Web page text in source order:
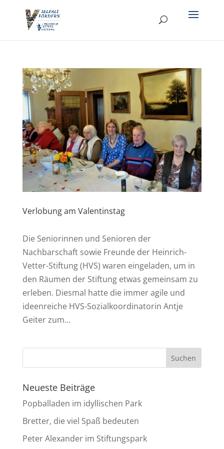
Verlobung am Valentinstag
Die Seniorinnen und Senioren der
Nachbarschaft sowie Freunde der Heinrich-
Vetter-Stiftung (HVS) waren eingeladen, um in
den Räumen der Stiftung etwas gemeinsam zu
erleben. Diesmal hatte die immer agile und
ideenreiche HVS-Sozialkoordinatorin Antje
Geiter zum...
Neueste Beiträge
Popballaden im idyllischen Park
Bretter, die viel Spaß bedeuten
Peter Alexander im Stiftungspark